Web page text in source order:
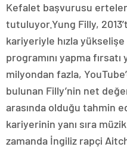
Kefalet başvurusu
tutuluyor.Yung Filly,
kariyeriyle hızla yükselişe
programını yapma fırsatı
milyondan fazla,
bulunan Filly’nin net
arasında olduğu tahmin
kariyerinin yanı sıra
zamanda İngiliz rapçi